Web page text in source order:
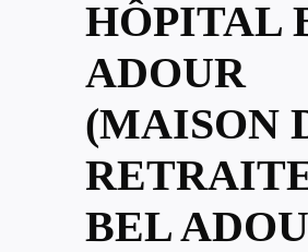
HÔPITAL
ADOUR
(MAISON
BEL